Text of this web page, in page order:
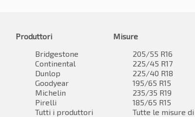
Produttori
Bridgestone
Continental
Dunlop
Goodyear
Michelin
Pirelli
Tutti i produttori
Misure
205/55 R16
225/45 R17
225/40 R18
195/65 R15
235/35 R19
185/65 R15
Tutte le misure